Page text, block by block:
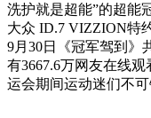
洗护就是超能”的超能
大众 ID.7 VIZZION特
9月30日《冠军驾到》
有3667.6万网友在线
运会期间运动迷们不